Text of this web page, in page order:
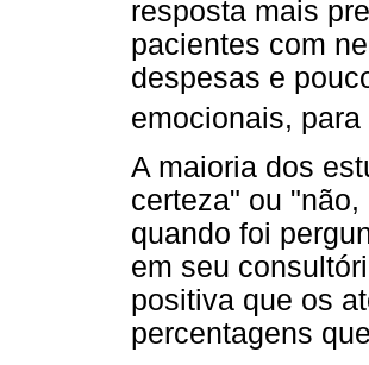
resposta mais
pacientes com
despesas e
emocionais,
A maioria dos
certeza" ou
quando foi
em seu
positiva que os
percentagens